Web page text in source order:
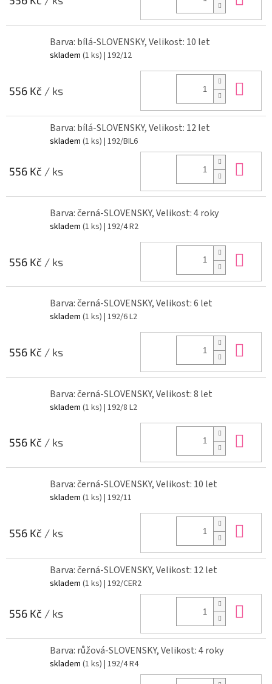
Barva: bílá-SLOVENSKY, Velikost: 10 let
skladem (1 ks) | 192/12
556 Kč / ks
Barva: bílá-SLOVENSKY, Velikost: 12 let
skladem (1 ks) | 192/BIL6
556 Kč / ks
Barva: černá-SLOVENSKY, Velikost: 4 roky
skladem (1 ks) | 192/4 R2
556 Kč / ks
Barva: černá-SLOVENSKY, Velikost: 6 let
skladem (1 ks) | 192/6 L2
556 Kč / ks
Barva: černá-SLOVENSKY, Velikost: 8 let
skladem (1 ks) | 192/8 L2
556 Kč / ks
Barva: černá-SLOVENSKY, Velikost: 10 let
skladem (1 ks) | 192/11
556 Kč / ks
Barva: černá-SLOVENSKY, Velikost: 12 let
skladem (1 ks) | 192/CER2
556 Kč / ks
Barva: růžová-SLOVENSKY, Velikost: 4 roky
skladem (1 ks) | 192/4 R4